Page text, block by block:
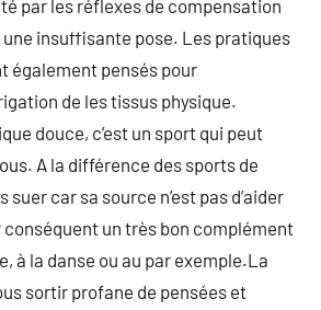
par les réflexes de compensation
une insuffisante pose. Les pratiques
également pensés pour
de les tissus physique.
douce, c’est un sport qui peut
A la différence des sports de
suer car sa source n’est pas d’aider
conséquent un très bon complément
à la danse ou au par exemple.La
sortir profane de pensées et